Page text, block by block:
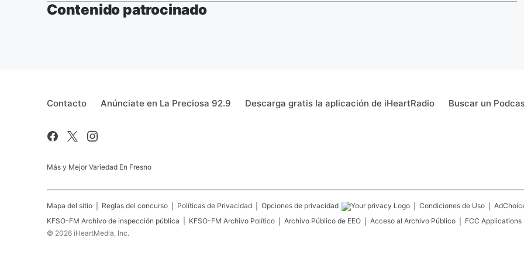
Contenido patrocinado
Contacto Anúnciate en La Preciosa 92.9 Descarga gratis la aplicación de iHeartRadio Buscar un
Más y Mejor Variedad En Fresno
Mapa del sitio Reglas del concurso Políticas de Privacidad Opciones de privacidad Condiciones de Uso
KFSO-FM Archivo de inspección pública KFSO-FM Archivo Político Archivo Público de EEO Acceso al Archivo Público
FCC Applications
© 2026 iHeartMedia, Inc.